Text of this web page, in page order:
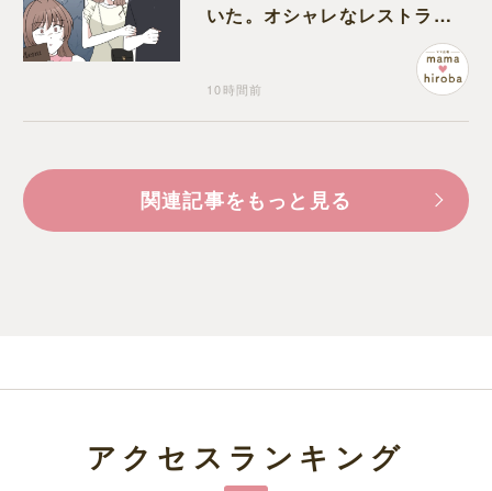
いた。オシャレなレストラン
10時間前
関連記事をもっと見る
アクセスランキング